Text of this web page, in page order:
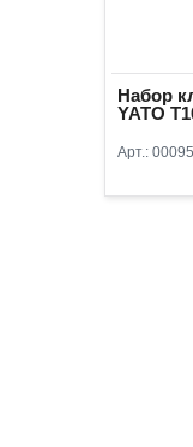
Набор
YATO
Арт.: